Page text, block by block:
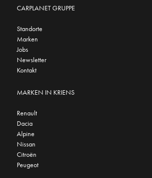
CARPLANET GRUPPE
Standorte
Marken
Jobs
Newsletter
Kontakt
MARKEN IN KRIENS
Renault
Dacia
Alpine
Nissan
Citroën
Peugeot